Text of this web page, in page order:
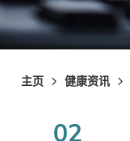
主页 健康资讯
02